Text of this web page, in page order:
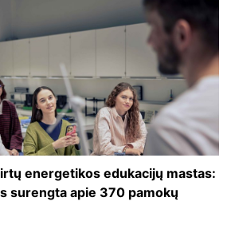
energetikos edukacijų mastas:
surengta apie 370 pamokų